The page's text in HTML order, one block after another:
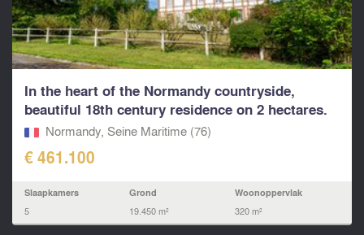
In the heart of the Normandy countryside,
beautiful 18th century residence on 2 hectares.
Normandy, Seine Maritime (76)
€ 461.100
Slaapkamers
5
Grond
19.450 m²
Woonoppervlak
320 m²